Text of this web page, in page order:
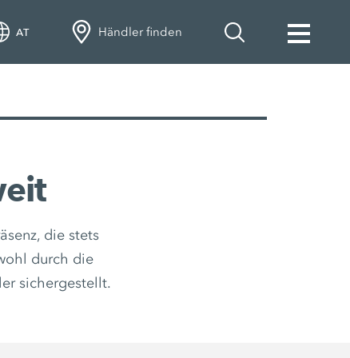
AT Händler finden
die stets
durch die
sichergestellt.